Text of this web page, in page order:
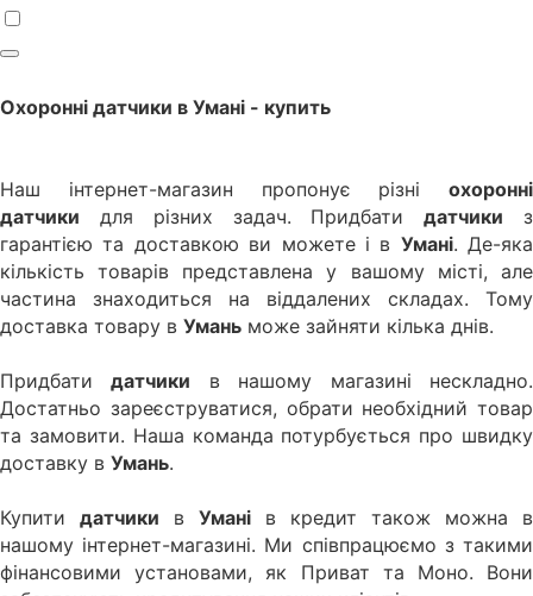
Охоронні датчики в Умані - купить
Наш інтернет-магазин пропонує різні охоронні
датчики для різних задач. Придбатидатчики з
гарантією та доставкою ви можете і в Умані. Де-яка
кількість товарів представлена у вашому місті, але
частина знаходиться на віддалених складах. Тому
доставка товару в Умань може зайняти кілька днів.
Придбатидатчики в нашому магазині нескладно.
Достатньо зареєструватися, обрати необхідний товар
та замовити. Наша команда потурбується про швидку
доставку в Умань.
Купитидатчики вУмані в кредит також можна в
нашому інтернет-магазині. Ми співпрацюємо з такими
фінансовими установами, як Приват та Моно. Вони